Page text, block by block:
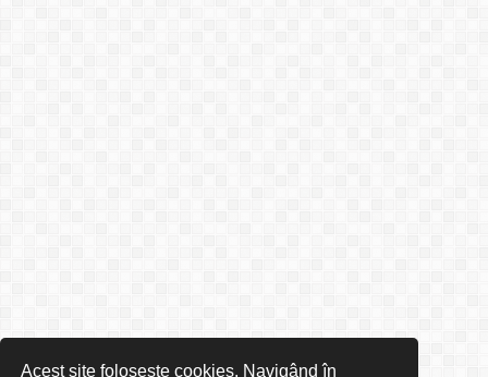
Acest site folosește cookies. Navigând în